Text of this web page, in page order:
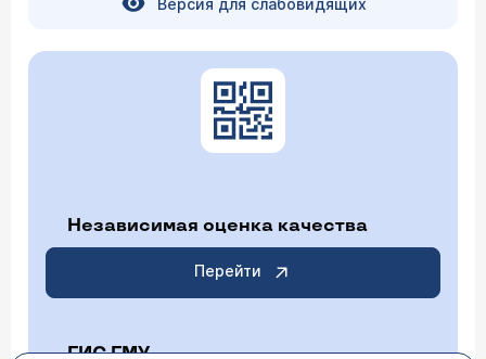
Независимая оценка качества
Перейти
ГИС ГМУ